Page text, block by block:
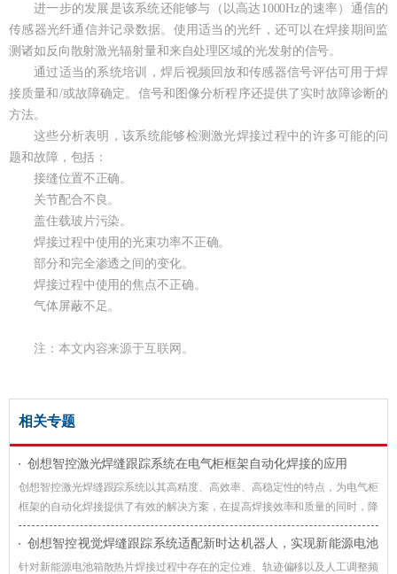
进一步的发展是该系统还能够与（以高达1000Hz的速率）通信的
传感器光纤通信并记录数据。使用适当的光纤，还可以在焊接期间监
测诸如反向散射激光辐射量和来自处理区域的光发射的信号。
通过适当的系统培训，焊后视频回放和传感器信号评估可用于焊
接质量和/或故障确定。信号和图像分析程序还提供了实时故障诊断的
方法。
这些分析表明，该系统能够检测激光焊接过程中的许多可能的问
题和故障，包括：
接缝位置不正确。
关节配合不良。
盖住载玻片污染。
焊接过程中使用的光束功率不正确。
部分和完全渗透之间的变化。
焊接过程中使用的焦点不正确。
气体屏蔽不足。
注：本文内容来源于互联网。
相关专题
创想智控激光焊缝跟踪系统在电气柜框架自动化焊接的应用
创想智控激光焊缝跟踪系统以其高精度、高效率、高稳定性的特点，为电气柜
框架的自动化焊接提供了有效的解决方案，在提高焊接效率和质量的同时，降
低了生产成本，提升了企业的竞争力。
创想智控视觉焊缝跟踪系统适配新时达机器人，实现新能源电池
箱散热片焊接智能化升级
针对新能源电池箱散热片焊接过程中存在的定位难、轨迹偏移以及人工调整频